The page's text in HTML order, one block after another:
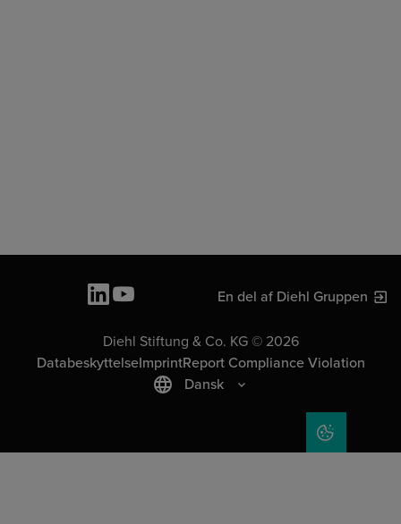
En del af Diehl Gruppen
Diehl Stiftung & Co. KG © 2026
DatabeskyttelseImprintReport Compliance Violation
Dansk
COOKIE